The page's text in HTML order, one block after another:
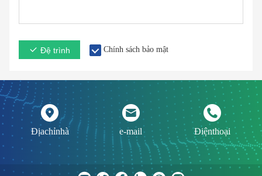
Đệ trình Chính sách bảo mật
Địachỉnhà e-mail Điệnthoại